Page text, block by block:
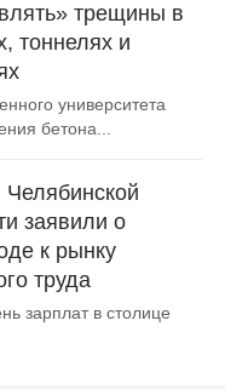
трещины в
тоннелях и
университета
бетона...
заявили о
к рынку
труда
зарплат в столице